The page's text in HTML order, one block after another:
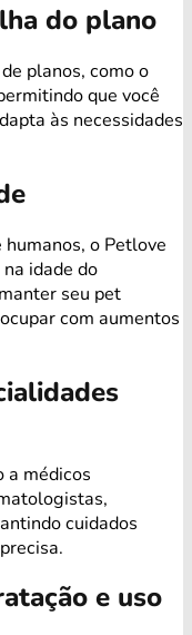
do plano
planos, como o
que você
às necessidades
o Petlove
idade do
seu pet
com aumentos
a médicos
cuidados
e uso